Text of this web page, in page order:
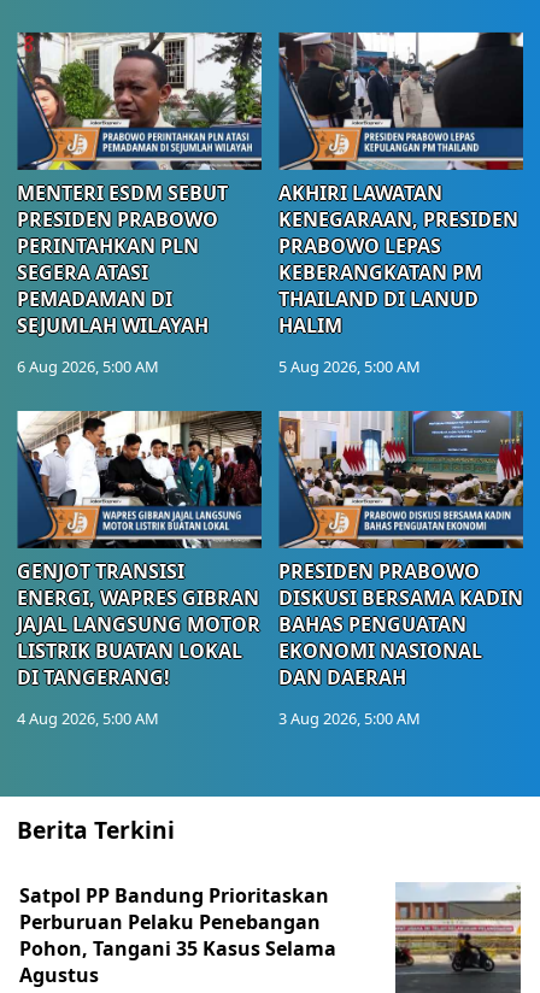
MENTERI ESDM SEBUT
PRESIDEN PRABOWO
PERINTAHKAN PLN
SEGERA ATASI
PEMADAMAN DI
SEJUMLAH WILAYAH
6 Aug 2026, 5:00 AM
AKHIRI LAWATAN
KENEGARAAN, PRESIDEN
PRABOWO LEPAS
KEBERANGKATAN PM
THAILAND DI LANUD
HALIM
5 Aug 2026, 5:00 AM
GENJOT TRANSISI
ENERGI, WAPRES GIBRAN
JAJAL LANGSUNG MOTOR
LISTRIK BUATAN LOKAL
DI TANGERANG!
4 Aug 2026, 5:00 AM
PRESIDEN PRABOWO
DISKUSI BERSAMA KADIN
BAHAS PENGUATAN
EKONOMI NASIONAL
DAN DAERAH
3 Aug 2026, 5:00 AM
Berita Terkini
Satpol PP Bandung Prioritaskan
Perburuan Pelaku Penebangan
Pohon, Tangani 35 Kasus Selama
Agustus